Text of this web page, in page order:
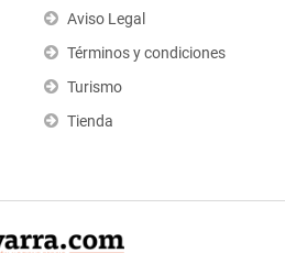
Aviso Legal
Términos y condiciones
Turismo
Tienda